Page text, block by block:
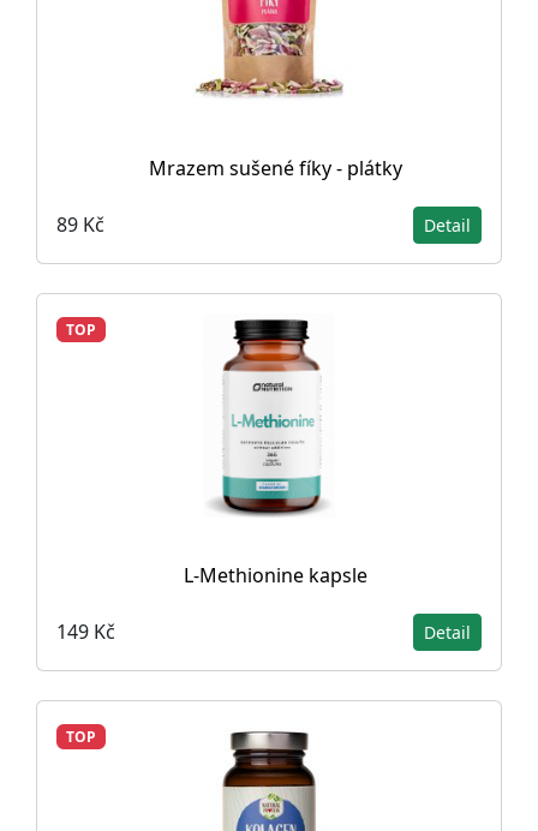
Mrazem sušené fíky - plátky
89 Kč Detail
TOP
L-Methionine kapsle
149 Kč Detail
TOP